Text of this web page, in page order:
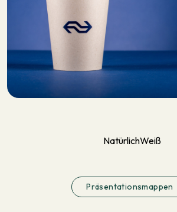
NatürlichWeiß
Präsentationsmappen